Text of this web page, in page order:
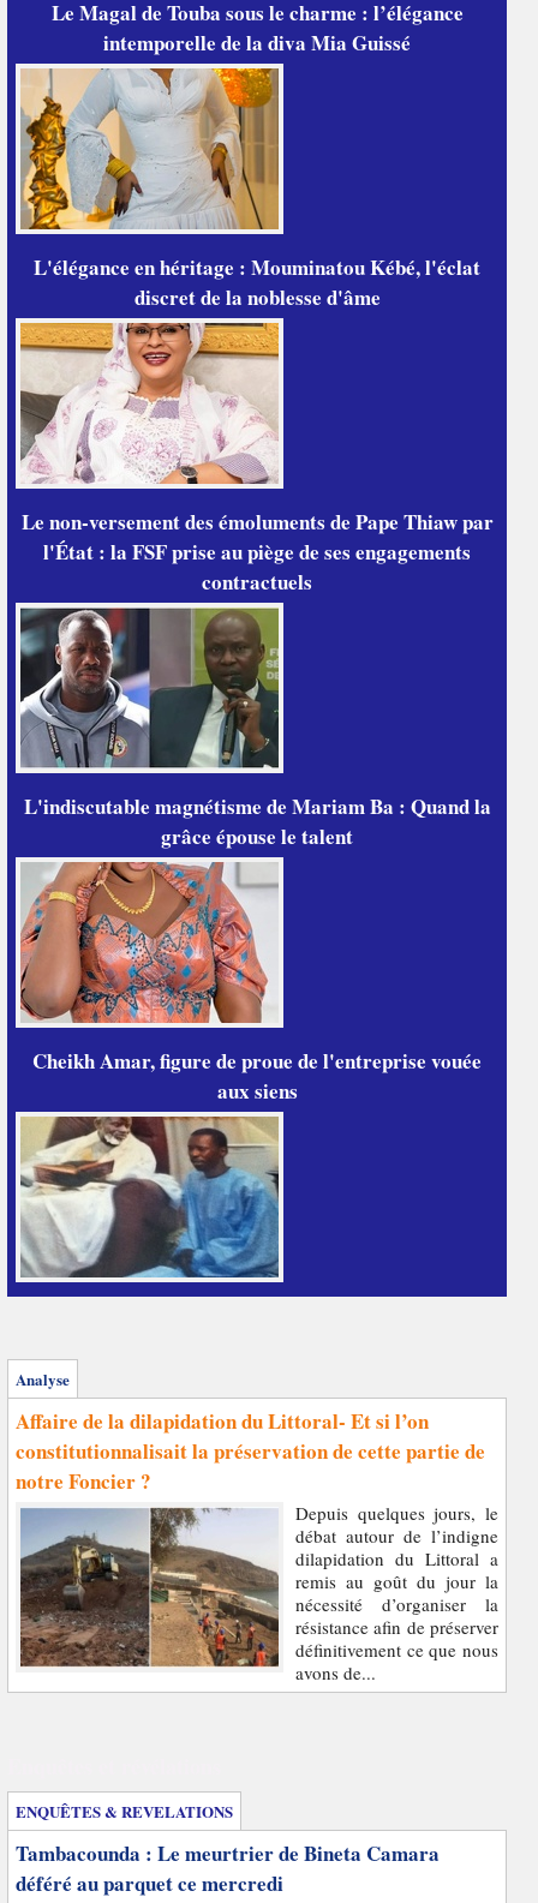
Le Magal de Touba sous le charme : l’élégance
intemporelle de la diva Mia Guissé
L'élégance en héritage : Mouminatou Kébé, l'éclat
discret de la noblesse d'âme
Le non-versement des émoluments de Pape Thiaw par
l'État : la FSF prise au piège de ses engagements
contractuels
L'indiscutable magnétisme de Mariam Ba : Quand la
grâce épouse le talent
Cheikh Amar, figure de proue de l'entreprise vouée
aux siens
Analyse
Affaire de la dilapidation du Littoral- Et si l’on
constitutionnalisait la préservation de cette partie de
notre Foncier ?
Depuis quelques jours, le
débat autour de l’indigne
dilapidation du Littoral a
remis au goût du jour la
nécessité d’organiser la
résistance afin de préserver
définitivement ce que nous
avons de...
ENQUÊTES & REVELATIONS
Tambacounda : Le meurtrier de Bineta Camara
déféré au parquet ce mercredi